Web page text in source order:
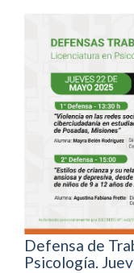
Defensa de
Psicología.